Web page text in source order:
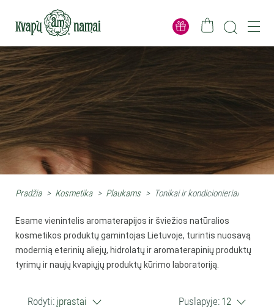
Pradžia > Kosmetika > Plaukams > Tonikai ir kondicionieriai
Esame vienintelis aromaterapijos ir šviežios natūralios
kosmetikos produktų gamintojas Lietuvoje, turintis nuosavą
modernią eterinių aliejų, hidrolatų ir aromaterapinių produktų
tyrimų ir naujų kvapiųjų produktų kūrimo laboratoriją.
Rodyti: įprastai Puslapyje: 12